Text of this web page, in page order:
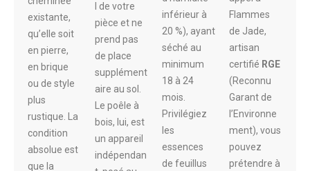
existante,
qu’elle soit
en pierre,
en brique
ou de style
plus
rustique. La
condition
absolue est
que la
l de votre
pièce et ne
prend pas
de place
supplément
aire au sol.
Le poêle à
bois, lui, est
un appareil
indépendan
inférieur à
20 %), ayant
séché au
minimum
18 à 24
mois.
Privilégiez
les
essences
de feuillus
Flammes
de Jade,
artisan
certifié RGE
(Reconnu
Garant de
l’Environne
ment), vous
pouvez
prétendre à